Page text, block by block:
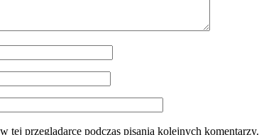
tej przeglądarce podczas pisania kolejnych komentarzy.